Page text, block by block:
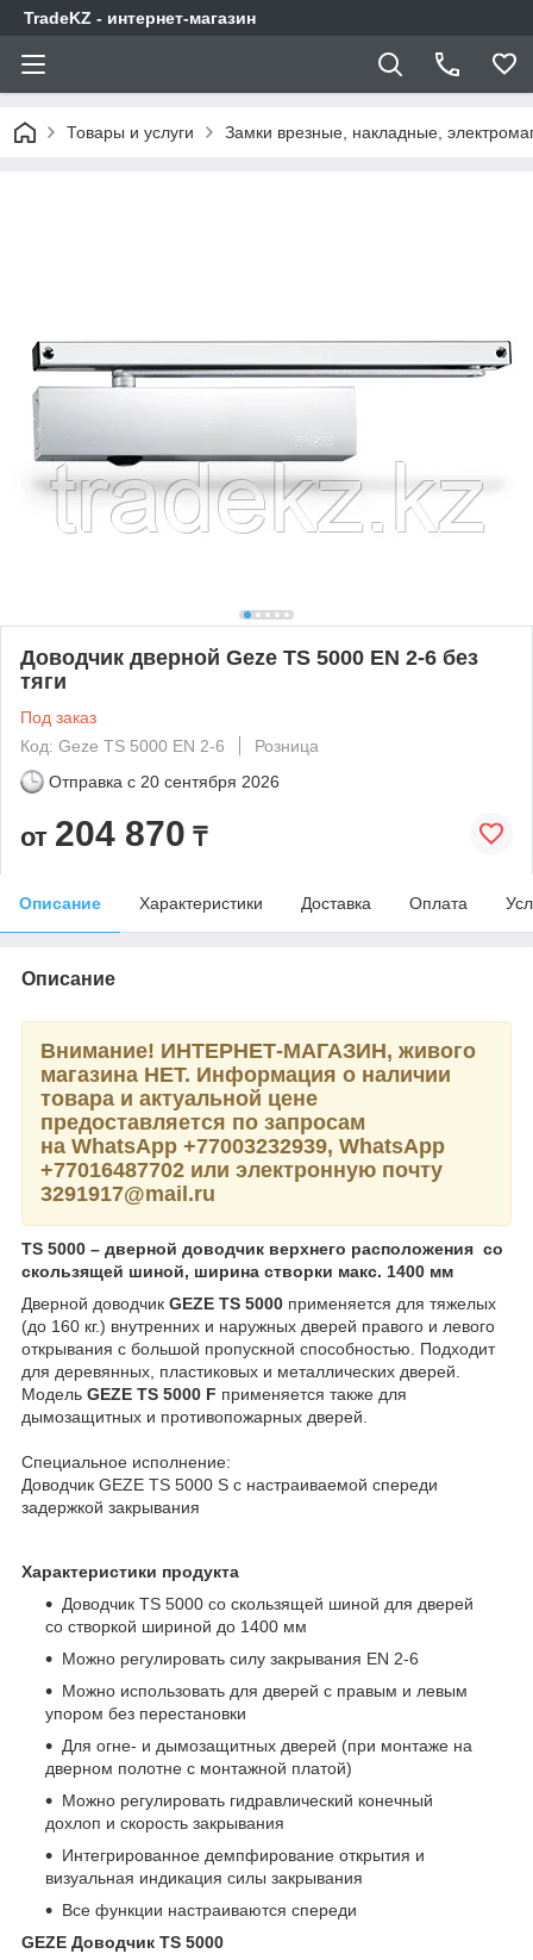
TradeKZ - интернет-магазин
Товары и услуги Замки врезные, накладные,
Доводчик дверной Geze TS 5000 EN 2-6 без
тяги
Под заказ
Код: Geze TS 5000 EN 2-6
Розница
Отправка с 20 сентября 2026
от 204 870 ₸
Описание Характеристики Доставка Оплата
Описание
Внимание! ИНТЕРНЕТ-МАГАЗИН, живого
магазина НЕТ. Информация о наличии
товара и актуальной цене
предоставляется по запросам
на WhatsApp +77003232939, WhatsApp
+77016487702 или электронную почту
3291917@mail.ru
TS 5000 – дверной доводчик верхнего расположения со
скользящей шиной, ширина створки макс. 1400 мм
Дверной доводчик GEZE TS 5000 применяется для тяжелых
(до 160 кг.) внутренних и наружных дверей правого и левого
открывания с большой пропускной способностью. Подходит
для деревянных, пластиковых и металлических дверей.
Модель GEZE TS 5000 F применяется также для
дымозащитных и противопожарных дверей.
Специальное исполнение:
Доводчик GEZE TS 5000 S с настраиваемой спереди
задержкой закрывания
Характеристики продукта
Доводчик TS 5000 со скользящей шиной для дверей
со створкой шириной до 1400 мм
Можно регулировать силу закрывания EN 2-6
Можно использовать для дверей с правым и левым
упором без перестановки
Для огне- и дымозащитных дверей (при монтаже на
дверном полотне с монтажной платой)
Можно регулировать гидравлический конечный
дохлоп и скорость закрывания
Интегрированное демпфирование открытия и
визуальная индикация силы закрывания
Все функции настраиваются спереди
GEZE Доводчик TS 5000